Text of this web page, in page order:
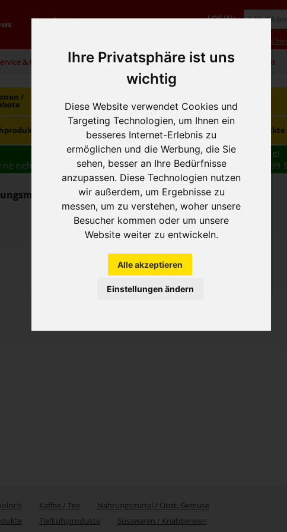
Ihre Privatsphäre ist uns
wichtig
Diese Website verwendet Cookies und
Targeting Technologien, um Ihnen ein
besseres Internet-Erlebnis zu
ermöglichen und die Werbung, die Sie
sehen, besser an Ihre Bedürfnisse
anzupassen. Diese Technologien nutzen
wir außerdem, um Ergebnisse zu
messen, um zu verstehen, woher unsere
Besucher kommen oder um unsere
Website weiter zu entwickeln.
Alle akzeptieren
Einstellungen ändern
Newsletter LOGIN:
Neukunde? Infos
& Infos 01 / 599 92 office@hausfreund.at Kontakt
/
alkoholfrei alkoholisch Kaffee / Tee
Tiefkühlprodukte Süsswaren /
Knabbereien Hygieneprodukte
Wir haben freie und zeitnahe Liefertermine für Sie!
nehmen wir IhreBESTELLUNGauch TELEFONISCH
auf: 01 599
16:30
/ Obst, Gemüse - Frischfleisch
Kaffee / Tee
Nahrungsmittel / Obst, Gemüse
Tiefkühlprodukte
Süsswaren / Knabbereien